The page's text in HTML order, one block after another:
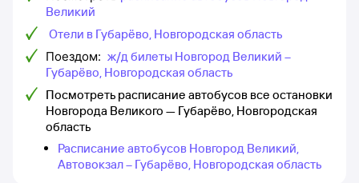
Великий
Отели в Губарёво, Новгородская область
Поездом: ж/д билеты Новгород Великий –
Губарёво, Новгородская область
Посмотреть расписание автобусов все остановки
Новгорода Великого — Губарёво, Новгородская
область
Расписание автобусов Новгород Великий,
Автовокзал – Губарёво, Новгородская область